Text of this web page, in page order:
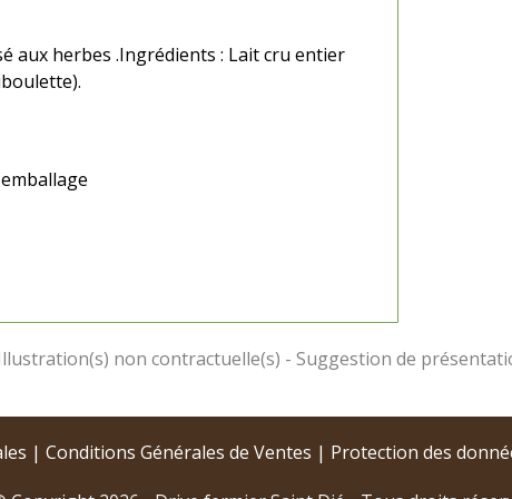
aux herbes .Ingrédients : Lait cru entier
| Conditions Générales de Ventes | Protection des